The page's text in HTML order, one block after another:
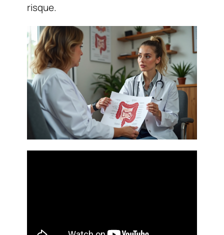
risque.